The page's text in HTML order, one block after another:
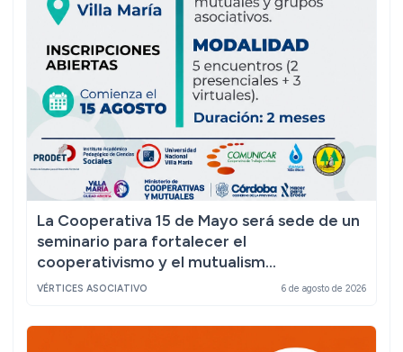
La Cooperativa 15 de Mayo será sede de un
seminario para fortalecer el
cooperativismo y el mutualism...
VÉRTICES ASOCIATIVO 6 de agosto de 2026